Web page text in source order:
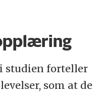
studien forteller
som at de